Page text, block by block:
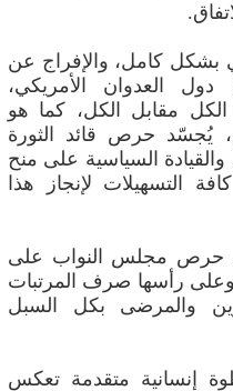
بشكل كامل، والإفراج عن
العدوان الأمريكي،
الكل مقابل الكل، كما هو
يُجسّد حرص قائد الثورة
والقيادة السياسية على منح
التسهيلات لإنجاز هذا
حرص مجلس النواب على
وعلى رأسها صرف المرتبات
والمرضى بكل السبل
إنسانية متقدمة تعكس